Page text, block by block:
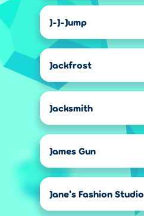
J-J-Jump
Jackfrost
Jacksmith
James Gun
Jane's Fashion Studio